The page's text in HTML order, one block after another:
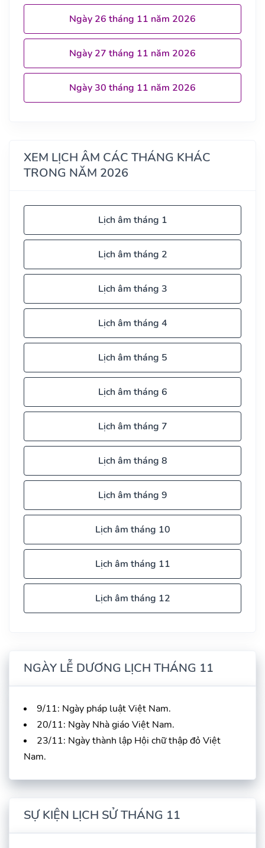
Ngày 26 tháng 11 năm 2026
Ngày 27 tháng 11 năm 2026
Ngày 30 tháng 11 năm 2026
XEM LỊCH ÂM CÁC THÁNG KHÁC
TRONG NĂM 2026
Lịch âm tháng 1
Lịch âm tháng 2
Lịch âm tháng 3
Lịch âm tháng 4
Lịch âm tháng 5
Lịch âm tháng 6
Lịch âm tháng 7
Lịch âm tháng 8
Lịch âm tháng 9
Lịch âm tháng 10
Lịch âm tháng 11
Lịch âm tháng 12
NGÀY LỄ DƯƠNG LỊCH THÁNG 11
9/11: Ngày pháp luật Việt Nam.
20/11: Ngày Nhà giáo Việt Nam.
23/11: Ngày thành lập Hội chữ thập đỏ Việt
Nam.
SỰ KIỆN LỊCH SỬ THÁNG 11